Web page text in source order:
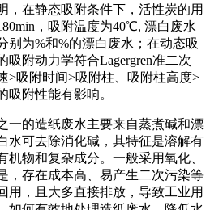
，在静态吸附条件下，活性炭的用
，吸附温度为40℃, 漂白废水
别为%和%的漂白废水；在动态吸
吸附动力学符合Lagergren准二次
>吸附时间>吸附柱、吸附柱高度>
吸附性能有影响。
的造纸废水主要来自蒸煮碱和漂
水可去除消化碱，其特征是溶解有
机物和复杂成分。一般采用氧化、
，存在成本高、易产生二次污染等
用，且大多直接排放，导致工业用